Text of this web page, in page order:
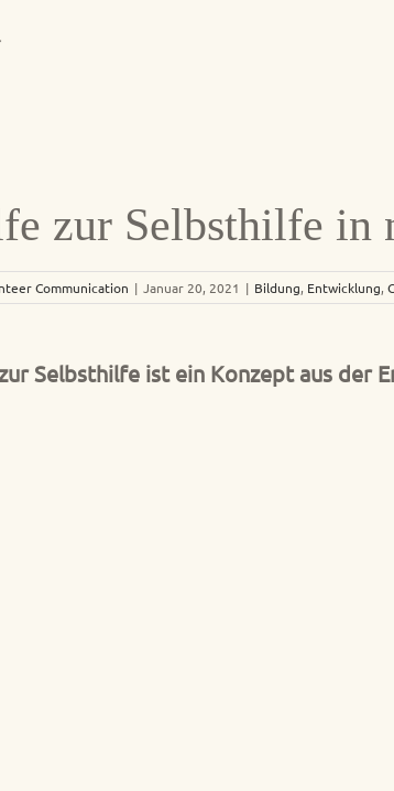
zur Selbsthilfe in
Communication | Januar 20, 2021 | Bildung, Entwicklung,
Selbsthilfe ist ein Konzept aus der